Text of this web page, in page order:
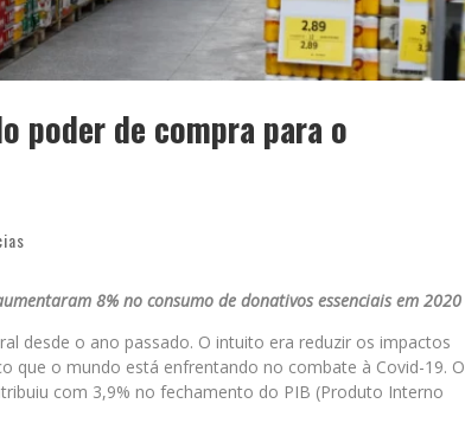
poder de compra para o
8% no consumo de donativos essenciais em 2020
desde o ano passado. O intuito era reduzir os impactos
que o mundo está enfrentando no combate à Covid-19. O
com 3,9% no fechamento do PIB (Produto Interno